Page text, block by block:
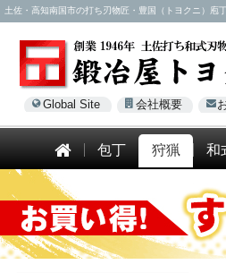
土佐・高知南国市の打ち刃物匠・豊国（トヨクニ）庖
Global Site 会社概要
包丁 狩猟 和